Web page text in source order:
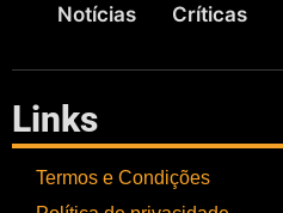
Notícias Críticas
Links
Termos e Condições